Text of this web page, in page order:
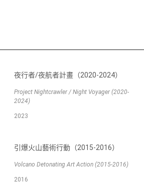
夜行者/夜航者計畫（2020-2024）
Project Nightcrawler / Night Voyager (2020-
2024)
2023
引爆火山藝術行動（2015-2016）
Volcano Detonating Art Action (2015-2016)
2016